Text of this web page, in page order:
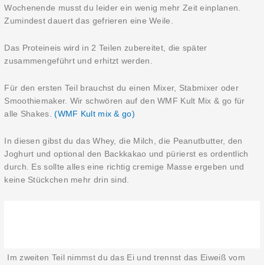
Wochenende musst du leider ein wenig mehr Zeit einplanen.
Zumindest dauert das gefrieren eine Weile.
Das Proteineis wird in 2 Teilen zubereitet, die später
zusammengeführt und erhitzt werden.
Für den ersten Teil brauchst du einen Mixer, Stabmixer oder
Smoothiemaker. Wir schwören auf den WMF Kult Mix & go für
alle Shakes.(WMF Kult mix & go)
In diesen gibst du das Whey, die Milch, die Peanutbutter, den
Joghurt und optional den Backkakao und pürierst es ordentlich
durch. Es sollte alles eine richtig cremige Masse ergeben und
keine Stückchen mehr drin sind.
Im zweiten Teil nimmst du das Ei und trennst das Eiweiß vom